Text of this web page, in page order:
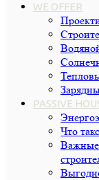
WE OFFER
PASSIVE
Что
Важные